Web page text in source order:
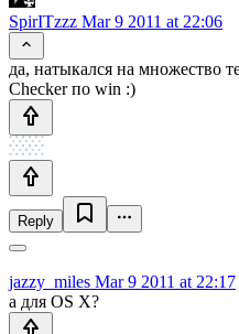
SpirITzzz Mar 9 2011 at 22:06
да, натыкался на множество
Checker по win :)
Reply
jazzy_miles Mar 9 2011 at 22:17
а для OS X?